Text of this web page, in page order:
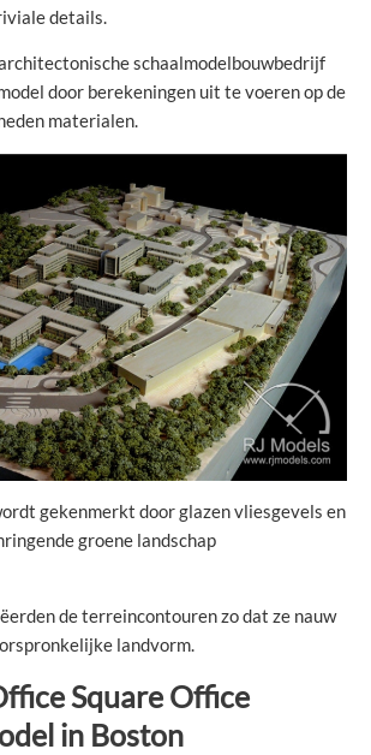
details.
schaalmodelbouwbedrijf
door berekeningen uit te voeren op de
materialen.
gekenmerkt door glazen vliesgevels en
groene landschap
de terreincontouren zo dat ze nauw
landvorm.
Square Office
in Boston